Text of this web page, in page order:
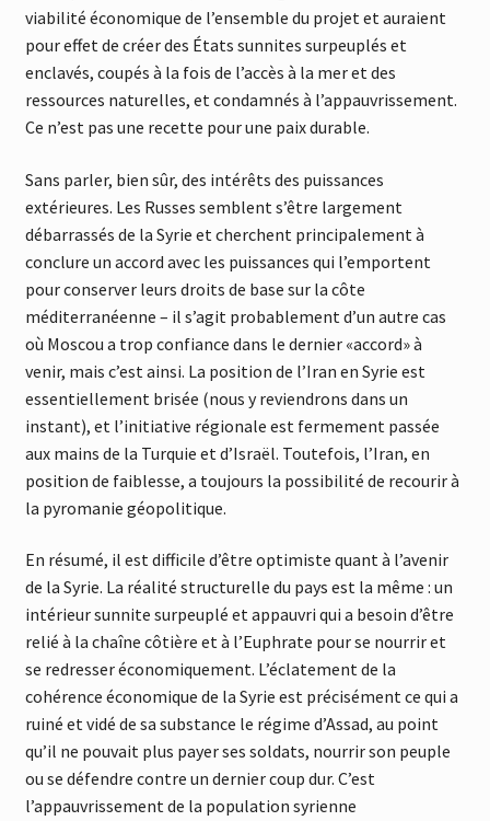
viabilité économique de l’ensemble du projet et auraient
pour effet de créer des États sunnites surpeuplés et
enclavés, coupés à la fois de l’accès à la mer et des
ressources naturelles, et condamnés à l’appauvrissement.
Ce n’est pas une recette pour une paix durable.
Sans parler, bien sûr, des intérêts des puissances
extérieures. Les Russes semblent s’être largement
débarrassés de la Syrie et cherchent principalement à
conclure un accord avec les puissances qui l’emportent
pour conserver leurs droits de base sur la côte
méditerranéenne – il s’agit probablement d’un autre cas
où Moscou a trop confiance dans le dernier «accord» à
venir, mais c’est ainsi. La position de l’Iran en Syrie est
essentiellement brisée (nous y reviendrons dans un
instant), et l’initiative régionale est fermement passée
aux mains de la Turquie et d’Israël. Toutefois, l’Iran, en
position de faiblesse, a toujours la possibilité de recourir à
la pyromanie géopolitique.
En résumé, il est difficile d’être optimiste quant à l’avenir
de la Syrie. La réalité structurelle du pays est la même : un
intérieur sunnite surpeuplé et appauvri qui a besoin d’être
relié à la chaîne côtière et à l’Euphrate pour se nourrir et
se redresser économiquement. L’éclatement de la
cohérence économique de la Syrie est précisément ce qui a
ruiné et vidé de sa substance le régime d’Assad, au point
qu’il ne pouvait plus payer ses soldats, nourrir son peuple
ou se défendre contre un dernier coup dur. C’est
l’appauvrissement de la population syrienne